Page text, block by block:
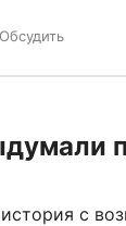
Обсудить
с